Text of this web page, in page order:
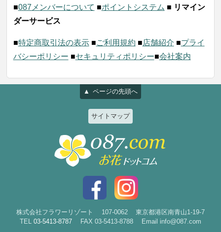
■087メンバーについて ■ポイントシステム ■ リマイン
ダーサービス
■特定商取引法の表示■ご利用規約 ■店舗紹介 ■プライ
バシーポリシー ■セキュリティポリシー■会社案内
ページの先頭へ
サイトマップ
特集
2026ひまわりと夏の花特集
お祝い花特集～開店・移転・就
花束
アレンジ
個人のお客様
結婚記念日
入社・退職
結婚
出産
新築・引越
株式会社フラワーリゾート 107-0062
東京都港区南青山1-19-7
TEL03-5413-8787 FAX 03-5413-8788 Email info@087.com